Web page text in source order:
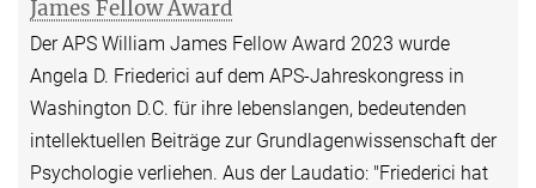
James Fellow Award
Der APS William James Fellow Award 2023 wurde
Angela D. Friederici auf dem APS-Jahreskongress in
Washington D.C. für ihre lebenslangen, bedeutenden
intellektuellen Beiträge zur Grundlagenwissenschaft der
Psychologie verliehen. Aus der Laudatio: "Friederici hat